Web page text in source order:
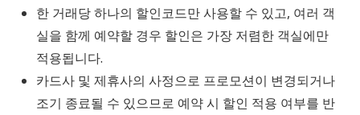
한 거래당 하나의 할인코드만 사용할 수 있고, 여러 객
실을 함께 예약할 경우 할인은 가장 저렴한 객실에만
적용됩니다.
카드사 및 제휴사의 사정으로 프로모션이 변경되거나
조기 종료될 수 있으므로 예약 시 할인 적용 여부를 반